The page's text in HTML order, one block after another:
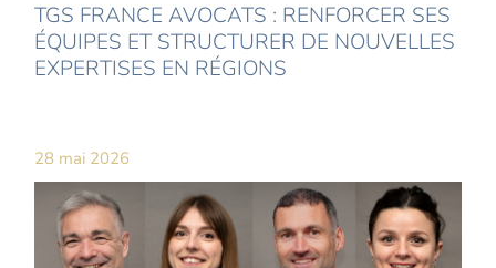
TGS FRANCE AVOCATS : RENFORCER SES
ÉQUIPES ET STRUCTURER DE NOUVELLES
EXPERTISES EN RÉGIONS
28 mai 2026